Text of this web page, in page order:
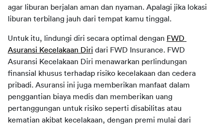
agar liburan berjalan aman dan nyaman. Apalagi jika lokasi
liburan terbilang jauh dari tempat kamu tinggal.
Untuk itu, lindungi diri secara optimal dengan FWD
Asuransi Kecelakaan Diri dari FWD Insurance. FWD
Asuransi Kecelakaan Diri menawarkan perlindungan
finansial khusus terhadap risiko kecelakaan dan cedera
pribadi. Asuransi ini juga memberikan manfaat dalam
penggantian biaya medis dan memberikan uang
pertanggungan untuk risiko seperti disabilitas atau
kematian akibat kecelakaan, dengan premi mulai dari